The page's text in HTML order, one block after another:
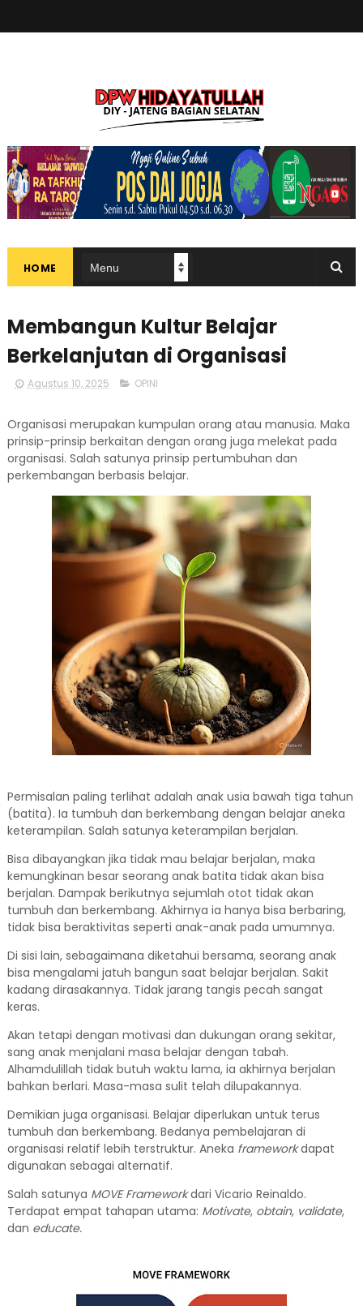
HOME
Membangun Kultur Belajar
Berkelanjutan di Organisasi
Agustus 10, 2025 OPINI
Organisasi merupakan kumpulan orang atau manusia. Maka
prinsip-prinsip berkaitan dengan orang juga melekat pada
organisasi. Salah satunya prinsip pertumbuhan dan
perkembangan berbasis belajar.
Permisalan paling terlihat adalah anak usia bawah tiga tahun
(batita). Ia tumbuh dan berkembang dengan belajar aneka
keterampilan. Salah satunya keterampilan berjalan.
Bisa dibayangkan jika tidak mau belajar berjalan, maka
kemungkinan besar seorang anak batita tidak akan bisa
berjalan. Dampak berikutnya sejumlah otot tidak akan
tumbuh dan berkembang. Akhirnya ia hanya bisa berbaring,
tidak bisa beraktivitas seperti anak-anak pada umumnya.
Di sisi lain, sebagaimana diketahui bersama, seorang anak
bisa mengalami jatuh bangun saat belajar berjalan. Sakit
kadang dirasakannya. Tidak jarang tangis pecah sangat
keras.
Akan tetapi dengan motivasi dan dukungan orang sekitar,
sang anak menjalani masa belajar dengan tabah.
Alhamdulillah tidak butuh waktu lama, ia akhirnya berjalan
bahkan berlari. Masa-masa sulit telah dilupakannya.
Demikian juga organisasi. Belajar diperlukan untuk terus
tumbuh dan berkembang. Bedanya pembelajaran di
organisasi relatif lebih terstruktur. Aneka frameworkdapat
digunakan sebagai alternatif.
Salah satunya MOVE Frameworkdari Vicario Reinaldo.
Terdapat empat tahapan utama: Motivate, obtain, validate,
dan educate.